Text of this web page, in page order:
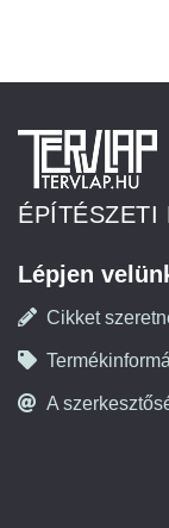
ÉPÍTÉSZETI
Lépjen
Cikket
A